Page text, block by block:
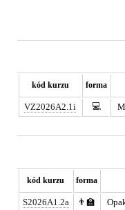
kód kurzu forma
VZ2026A2.1i 💻
kód kurzu forma
S2026A1.2a 👨‍🏫